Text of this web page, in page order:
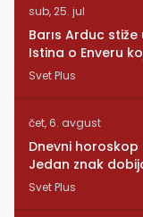
sub, 25. jul
Barıs Arduc
Istina o Enveru
promeni sve
Svet Plus
čet, 6. avgust
Dnevni horoskop
Jedan znak
se vraća osoba
Svet Plus